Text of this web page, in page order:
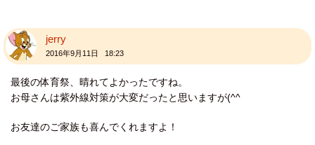
jerry
2016年9月11日 18:23
最後の体育祭、晴れてよかったですね。
お母さんは紫外線対策が大変だったと思いますが(^^
お友達のご家族も喜んでくれますよ！